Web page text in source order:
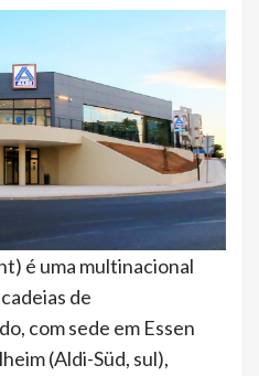
é uma multinacional
de
com sede em Essen
(Aldi-Süd, sul),